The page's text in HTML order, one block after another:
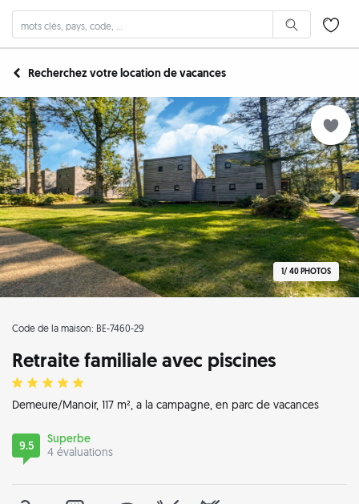
Recherchez votre location de vacances
1/40 PHOTOS
Code de la maison: BE-7460-29
Retraite familiale avec piscines
Demeure/Manoir, 117 m², a la campagne, en parc de vacances
9.5
Superbe
4 évaluations